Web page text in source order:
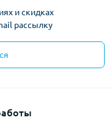
и скидках
рассылку